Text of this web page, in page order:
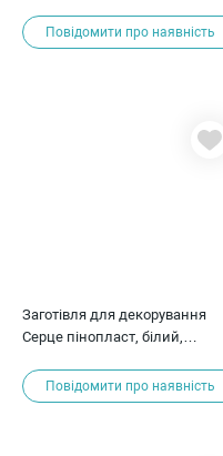
Повідомити про наявність
Заготівля для декорування
Серце пінопласт, білий,
Повідомити про наявність